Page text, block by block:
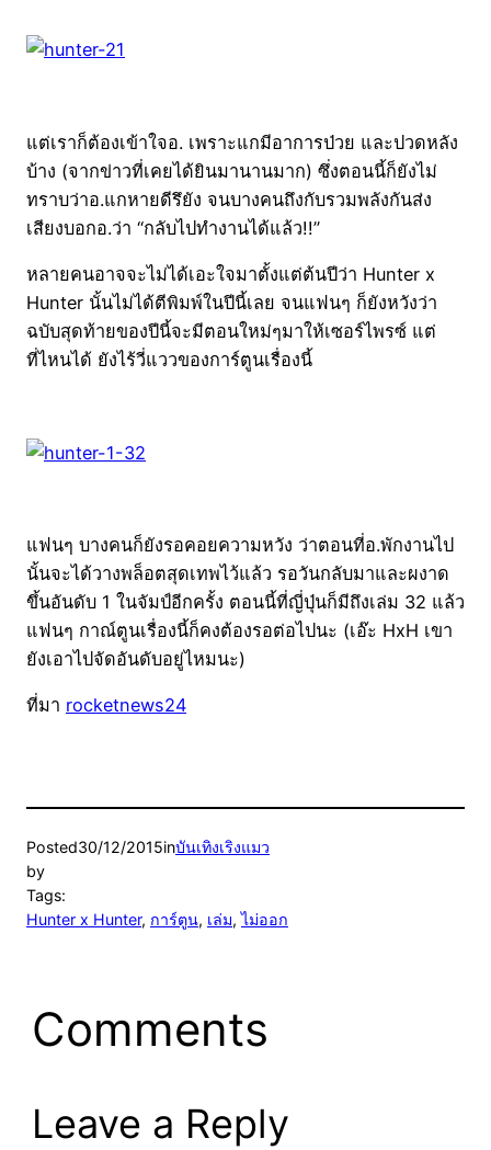
แต่เราก็ต้องเข้าใจอ. เพราะแกมีอาการป่วย และปวดหลัง
บ้าง (จากข่าวที่เคยได้ยินมานานมาก) ซึ่งตอนนี้ก็ยังไม่
ทราบว่าอ.แกหายดีรึยัง จนบางคนถึงกับรวมพลังกันส่ง
เสียงบอกอ.ว่า “กลับไปทำงานได้แล้ว!!”
หลายคนอาจจะไม่ได้เอะใจมาตั้งแต่ต้นปีว่า Hunter x
Hunter นั้นไม่ได้ตีพิมพ์ในปีนี้เลย จนแฟนๆ ก็ยังหวังว่า
ฉบับสุดท้ายของปีนี้จะมีตอนใหม่ๆมาให้เซอร์ไพรซ์ แต่
ที่ไหนได้ ยังไร้วี่แววของการ์ตูนเรื่องนี้
แฟนๆ บางคนก็ยังรอคอยความหวัง ว่าตอนที่อ.พักงานไป
นั้นจะได้วางพล็อตสุดเทพไว้แล้ว รอวันกลับมาและผงาด
ขึ้นอันดับ 1 ในจัมป์อีกครั้ง ตอนนี้ที่ญี่ปุ่นก็มีถึงเล่ม 32 แล้ว
แฟนๆ กาณ์ตูนเรื่องนี้ก็คงต้องรอต่อไปนะ (เอ๊ะ HxH เขา
ยังเอาไปจัดอันดับอยู่ไหมนะ)
ที่มา rocketnews24
Posted30/12/2015inบันเทิงเริงแมว
by
Tags:
Hunter x Hunter, การ์ตูน, เล่ม, ไม่ออก
Comments
Leave a Reply